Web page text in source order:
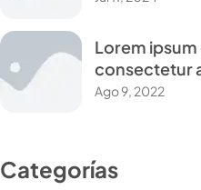
Lorem
consectetur
Ago 9, 2022
Categorías